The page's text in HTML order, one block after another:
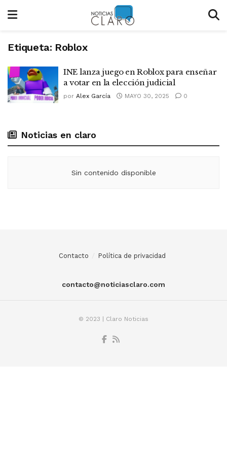
Etiqueta: Roblox
INE lanza juego en Roblox para enseñar
a votar en la elección judicial
por Alex García MAYO 30, 2025 0
Noticias en claro
Sin contenido disponible
Contacto Política de privacidad
contacto@noticiasclaro.com
© 2023 | Claro Noticias